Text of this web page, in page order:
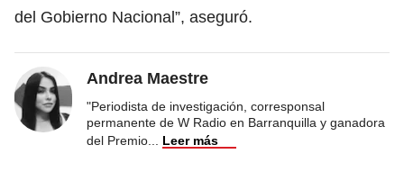
del Gobierno Nacional”, aseguró.
Andrea Maestre
"Periodista de investigación, corresponsal
permanente de W Radio en Barranquilla y ganadora
del Premio
Leer más